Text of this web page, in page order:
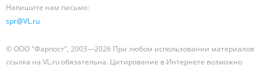
Напишите нам письмо:
spr@VL.ru
© ООО "Фарпост", 2003—2026 При любом использовании материалов
ссылка на VL.ru обязательна. Цитирование в Интернете возможно